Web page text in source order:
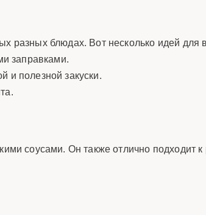
разных блюдах. Вот несколько идей для
заправками.
и полезной закуски.
соусами. Он также отлично подходит